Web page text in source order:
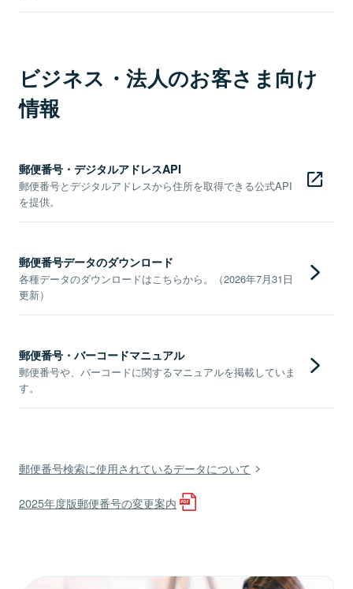
ビジネス・法人のお客さま向け
情報
郵便番号・デジタルアドレスAPI
郵便番号とデジタルアドレスから住所を取得できる公式API
を提供。
郵便番号データのダウンロード
各種データのダウンロードはこちらから。（2026年7月31日
更新）
郵便番号・バーコードマニュアル
郵便番号や、バーコードに関するマニュアルを掲載していま
す。
郵便番号検索に使用されているデータについて
2025年度版郵便番号の変更案内